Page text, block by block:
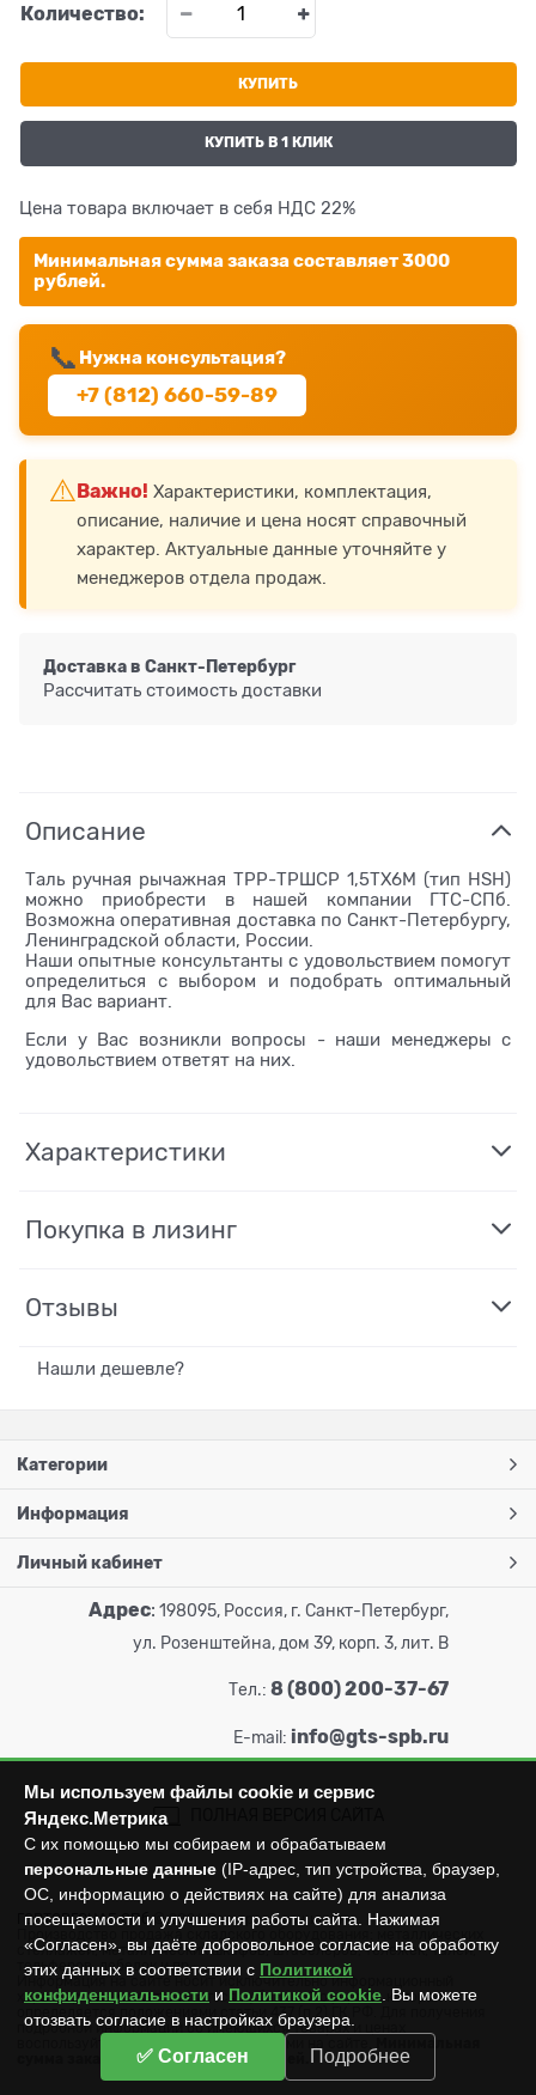
Количество:
КУПИТЬ
КУПИТЬ В 1 КЛИК
Цена товара включает в себя НДС 22%
Минимальная сумма заказа составляет 3000
рублей.
📞 Нужна консультация?
+7 (812) 660-59-89
⚠️Важно! Характеристики, комплектация,
описание, наличие и цена носят справочный
характер. Актуальные данные уточняйте у
менеджеров отдела продаж.
Доставка в Санкт-Петербург
Рассчитать стоимость доставки
Описание
Таль ручная рычажная ТРР-ТРШСР 1,5ТХ6М (тип HSH)
можно приобрести в нашей компании ГТС-СПб.
Возможна оперативная доставка по Санкт-Петербургу,
Ленинградской области, России.
Наши опытные консультанты с удовольствием помогут
определиться с выбором и подобрать оптимальный
для Вас вариант.
Если у Вас возникли вопросы - наши менеджеры с
удовольствием ответят на них.
Характеристики
Покупка в лизинг
Отзывы
Нашли дешевле?
Категории
Информация
Личный кабинет
Адрес: 198095, Россия, г. Санкт-Петербург,
ул. Розенштейна, дом 39, корп. 3, лит. В
Тел.: 8 (800) 200-37-67
E-mail: info@gts-spb.ru
ГОРТОРГСНАБ СПб © 2026Все права защищены.
Производство продажа складского оборудования: металлических
стеллажей, металлических шкафов, штабелеров, тележек, талей,
тельферов, лебедок и пр.
Информация на сайте носит исключительно информационный
характер и не может считаться публичной офертой, которая
определяется положениями статьи 437 (п.2) ГК РФ. Для получения
подробной информации об имеющихся товарах и ценах
сумма заказа составляет 3000 рублей.
Мы используем файлы cookie и сервис
Яндекс.Метрика
С их помощью мы собираем и обрабатываем
персональные данные (IP-адрес, тип устройства, браузер,
ОС, информацию о действиях на сайте) для анализа
посещаемости и улучшения работы сайта. Нажимая
«Согласен», вы даёте добровольное согласие на обработку
этих данных в соответствии с Политикой
конфиденциальности и Политикой cookie . Вы можете
отозвать согласие в настройках браузера.
✅ Согласен Подробнее